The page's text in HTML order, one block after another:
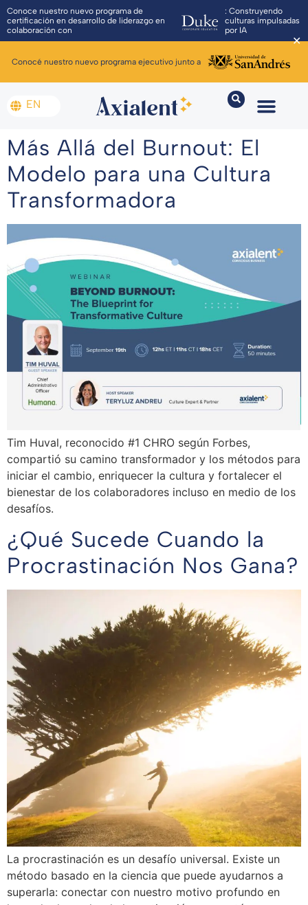
Conoce nuestro nuevo programa de
certificación en desarrollo de liderazgo en
colaboración con
: Construyendo
culturas impulsadas
por IA
Conocé nuestro nuevo programa ejecutivo junto a
✕
EN
Más Allá del Burnout: El
Modelo para una Cultura
Transformadora
Tim Huval, reconocido #1 CHRO según Forbes,
compartió su camino transformador y los métodos para
iniciar el cambio, enriquecer la cultura y fortalecer el
bienestar de los colaboradores incluso en medio de los
desafíos.
¿Qué Sucede Cuando la
Procrastinación Nos Gana?
La procrastinación es un desafío universal. Existe un
método basado en la ciencia que puede ayudarnos a
superarla: conectar con nuestro motivo profundo en